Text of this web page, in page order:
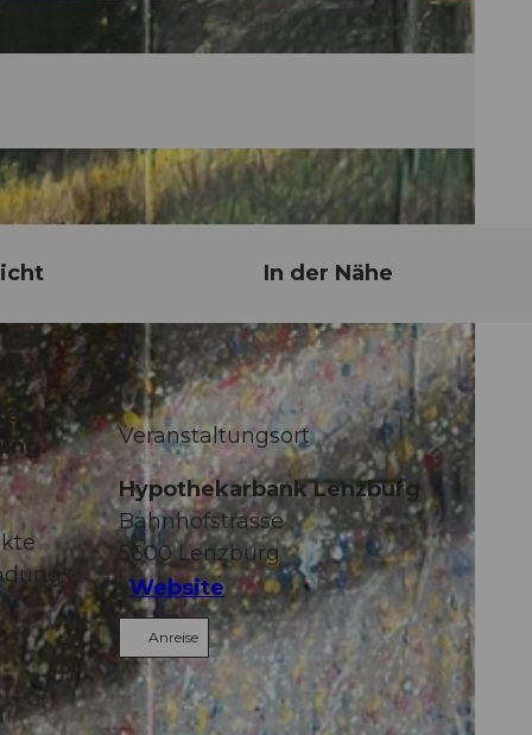
In der Nähe
Veranstaltungsort
Hypothekarbank Lenzburg
Bahnhofstrasse
5600Lenzburg
Website
Anreise